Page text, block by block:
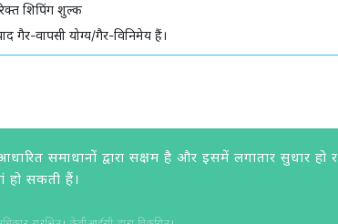
शिपिंग शुल्क
गैर-वापसी योग्य/गैर-विनिमेय हैं।
द्वारा सक्षम है और इसमें लगातार सुधार हो
हो सकती हैं।